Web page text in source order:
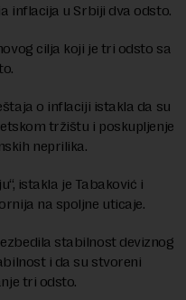
inflacija u Srbiji dva odsto.
cilja koji je tri odsto sa
o inflaciji istakla da su
tržištu i poskupljenje
neprilika.
istakla je Tabaković i
na spoljne uticaje.
stabilnost deviznog
i da su stvoreni
tri odsto.